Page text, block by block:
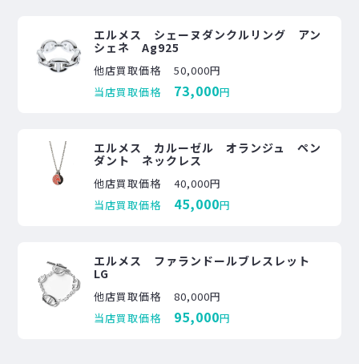
エルメス シェーヌダンクルリング アン
シェネ Ag925
他店買取価格
50,000円
当店買取価格
73,000円
エルメス カルーゼル オランジュ ペン
ダント ネックレス
他店買取価格
40,000円
当店買取価格
45,000円
エルメス ファランドールブレスレット
LG
他店買取価格
80,000円
当店買取価格
95,000円